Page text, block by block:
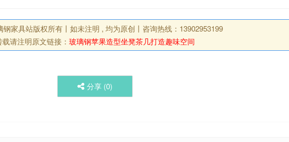
钢家具站版权所有丨如未注明 , 均为原创丨咨询热线：13902953199
载请注明原文链接： 玻璃钢苹果造型坐凳茶几打造趣味空间
分享 (0)